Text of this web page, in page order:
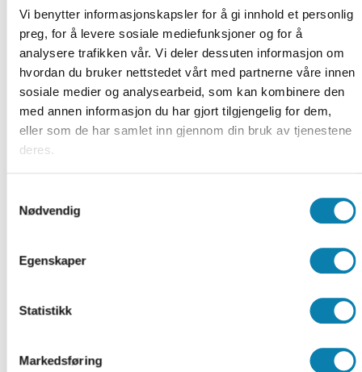
Vi benytter informasjonskapsler for å gi innhold et personlig
preg, for å levere sosiale mediefunksjoner og for å
analysere trafikken vår. Vi deler dessuten informasjon om
hvordan du bruker nettstedet vårt med partnerne våre innen
sosiale medier og analysearbeid, som kan kombinere den
med annen informasjon du har gjort tilgjengelig for dem,
eller som de har samlet inn gjennom din bruk av tjenestene
deres.
Nødvendig
Egenskaper
Statistikk
Markedsføring
observasjoner.
Hjerte- og karsykdom
Sykdomslære
Aterosklerose, angina pectoris, ustabil
angina (akutt koronarsyndrom).
Behandlingsmål
Akutte undersøkelser og behandling.
Hjerteinfarkt, atrieflimmer og hjerneslag.
Lov og regelverk
Utdeling